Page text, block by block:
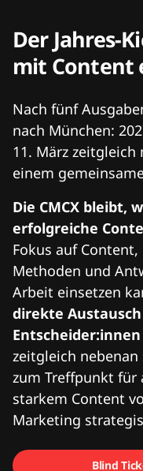
Der Jahres-
mit Content
Nach fünf
nach München:
11. März
einem
Die CMCX bleibt,
erfolgreiche
Fokus auf Content,
Methoden und
Arbeit einsetzen
direkte
zeitgleich
zum Treffpunkt
starkem Content
Marketing
Blind